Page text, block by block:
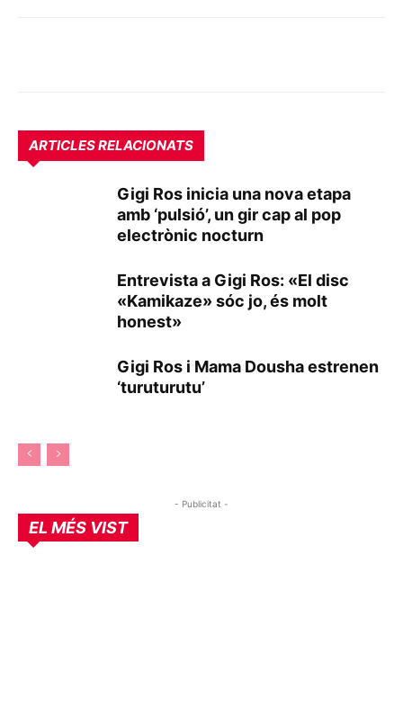
ARTICLES RELACIONATS
Gigi Ros inicia una nova etapa
amb ‘pulsió’, un gir cap al pop
electrònic nocturn
Entrevista a Gigi Ros: «El disc
«Kamikaze» sóc jo, és molt
honest»
Gigi Ros i Mama Dousha estrenen
‘turuturutu’
- Publicitat -
EL MÉS VIST